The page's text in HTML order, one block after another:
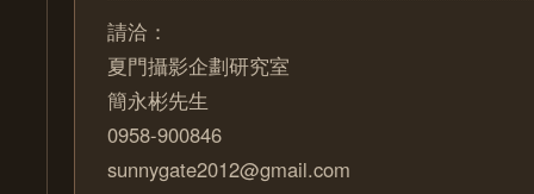
請洽：
夏門攝影企劃研究室
簡永彬先生
0958-900846
sunnygate2012@gmail.com